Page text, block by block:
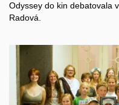
Odyssey do kin debatovala
Radová.